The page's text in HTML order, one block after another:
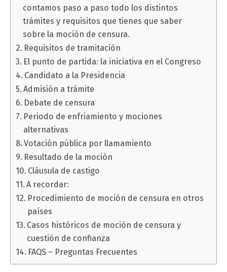
contamos paso a paso todo los distintos
trámites y requisitos que tienes que saber
sobre la moción de censura.
Requisitos de tramitación
El punto de partida: la iniciativa en el Congreso
Candidato a la Presidencia
Admisión a trámite
Debate de censura
Periodo de enfriamiento y mociones
alternativas
Votación pública por llamamiento
Resultado de la moción
Cláusula de castigo
A recordar:
Procedimiento de moción de censura en otros
países
Casos históricos de moción de censura y
cuestión de confianza
FAQS – Preguntas Frecuentes